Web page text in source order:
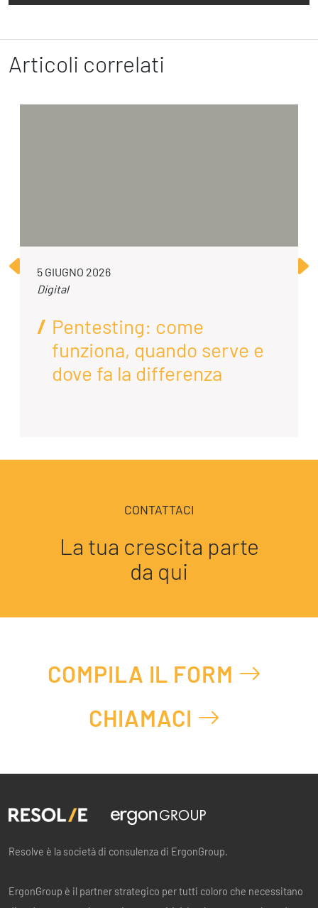
Articoli correlati
5 GIUGNO 2026
Digital
Pentesting: come
funziona, quando serve e
dove fa la differenza
CONTATTACI
La tua crescita parte
da qui
COMPILA IL FORM
CHIAMACI
Resolve è la società di consulenza di ErgonGroup.
ErgonGroup è il partner strategico per tutti coloro che necessitano